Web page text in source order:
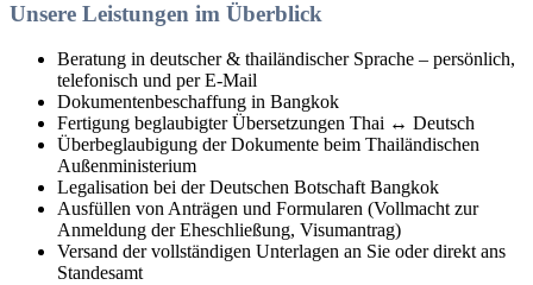
Unsere Leistungen im Überblick
Beratung in deutscher & thailändischer Sprache – persönlich,
telefonisch und per E-Mail
Dokumentenbeschaffung in Bangkok
Fertigung beglaubigter Übersetzungen Thai ↔ Deutsch
Überbeglaubigung der Dokumente beim Thailändischen
Außenministerium
Legalisation bei der Deutschen Botschaft Bangkok
Ausfüllen von Anträgen und Formularen (Vollmacht zur
Anmeldung der Eheschließung, Visumantrag)
Versand der vollständigen Unterlagen an Sie oder direkt ans
Standesamt